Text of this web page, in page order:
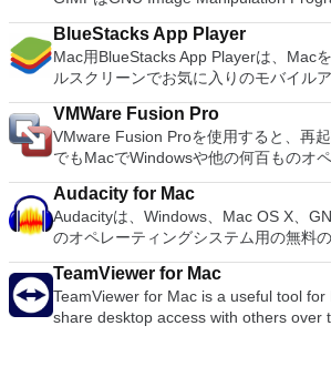
はクラッシュすることです。* Mac用
コンソールから抽出できるPlaystation 2
QRコード、またはLINE ID。
iCloud you can access and edit your
iPad, iPhone, iPod Touch and iCloud.com. You can
varied range of media types including;
PSD, EPS, PDF, AIFF, MP3, AAC, and MOV. When
to Microsoft PowerPoint, PDF,
files. You can then share as Movie to
YouTube. Main Features: Get Started Quickly Easy To Use
Graphics Tools Cinema Quality
Easily As Apple says: Keynote. Your presentation. Totally
decked out.
ング、色調整、目の補正、シャープ、
ールを使用してすぐに編集を開始でき
ら、画像を同じ場所に保存するか、個
できます。写真は、Facebook、Twitter
ソーシャルネットワークでも共有できます。
for MacにはGIF作成ツールも備わって
は、このアプリケーションに1円も払わ
適です。複数の写真をバッチ編集し、
ラージュを作成することもできます。
PhotoScape X for Macは非常に機能的
り、iPhotoの優れた代替品です。
GIMPは、写真のレタッチ、画像の合
まざまな画像操作タスクに適していま
ます。シンプルなペイントプログラム
真レタッチプログラム、オンラインバ
生産イメージレンダラー、イメージフ
などとして使用できます。 ブラシ、鉛
ーン作成などを含むペイントツールの
スのメモリ管理により、画像サイズは
のみによって制限されます高品質のア
すべてのペイントツールのサブピクセ
チャネルの完全サポートレイヤーとチ
の外部プログラムから内部GIMP関数を
型データベース高度なスクリプト機能
し（ディスク領域によってのみ制限さ
小、せん断、反転などの変換ツールサ
BlueStacks App Player
Mac用BlueStacks App Playerは、Mac
ルスクリーンでお気に入りのモバイル
きるようにする優れたツールです。 Mac用BlueStacks App
Playerの主な機能 完全にカスタマイズ
構成のサポート。 Google Playの統合。 Mac向けBlueStacks
App Playerをインストールすると、
人気のソーシャルメディアプラットフ
るように構成できます。環境でAndroid
と、Mac用BlueStacks App Playerを
動作するように設定できるため、お気
にアクセスできます！ Mac用BlueStacks App Playerのユーザ
ーインターフェイスは、ニーズに合わ
す。さらに、Appleが設計および開発し
アエクスペリエンスと統合できます。 BlueStacks App Player
VMWare Fusion Pro
VMware Fusion Proを使用すると、再
でもMacでWindowsや他の何百ものオ
を実行できます。このアプリは、新規
にシンプルでありながら、ITプロフェ
よび企業にとっては十分に強力です。
です。 MacOS Sierra対応の VMware Fusion Proを使用する
と、MacOS 10.12 Sierraを搭載した
したり、サンドボックスで新しい
りできます。 Windows 10向けに構築Windows 10を Macの仮
想マシンとして実行するための完全なサポート
Audacity for Mac
Audacityは、Windows、Mac OS X、
のオペレーティングシステム用の無料
エディタおよびレコーダーです。
とができます。 ライブオーディオを録
録をデジタル録音またはCDに変換します。 Ogg
MP3、WAVまたはAIFFサウンドファイ
TeamViewer for Mac
TeamViewer for Mac is a useful tool
share desktop access with others over